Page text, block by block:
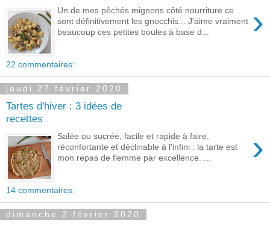
›
Un de mes pêchés mignons côté nourriture ce
sont définitivement les gnocchis... J'aime vraiment
beaucoup ces petites boules à base d...
22 commentaires:
jeudi 27 février 2020
Tartes d'hiver : 3 idées de
recettes
›
Salée ou sucrée, facile et rapide à faire,
réconfortante et déclinable à l'infini : la tarte est
mon repas de flemme par excellence. ...
14 commentaires:
dimanche 2 février 2020